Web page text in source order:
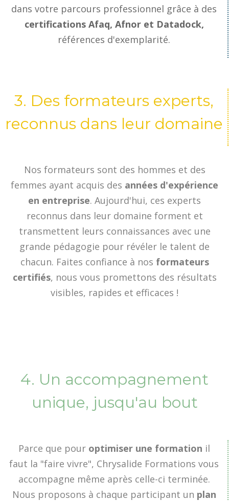
dans votre parcours professionnel grâce à des
certifications Afaq, Afnor et Datadock,
références d'exemplarité.
3. Des formateurs experts,
reconnus dans leur domaine
Nos formateurs sont des hommes et des
femmes ayant acquis des années d'expérience
en entreprise. Aujourd'hui, ces experts
reconnus dans leur domaine forment et
transmettent leurs connaissances avec une
grande pédagogie pour révéler le talent de
chacun. Faites confiance à nos formateurs
certifiés, nous vous promettons des résultats
visibles, rapides et efficaces !
4. Un accompagnement
unique, jusqu'au bout
Parce que pour optimiser une formation il
faut la "faire vivre", Chrysalide Formations vous
accompagne même après celle-ci terminée.
Nous proposons à chaque participant un plan